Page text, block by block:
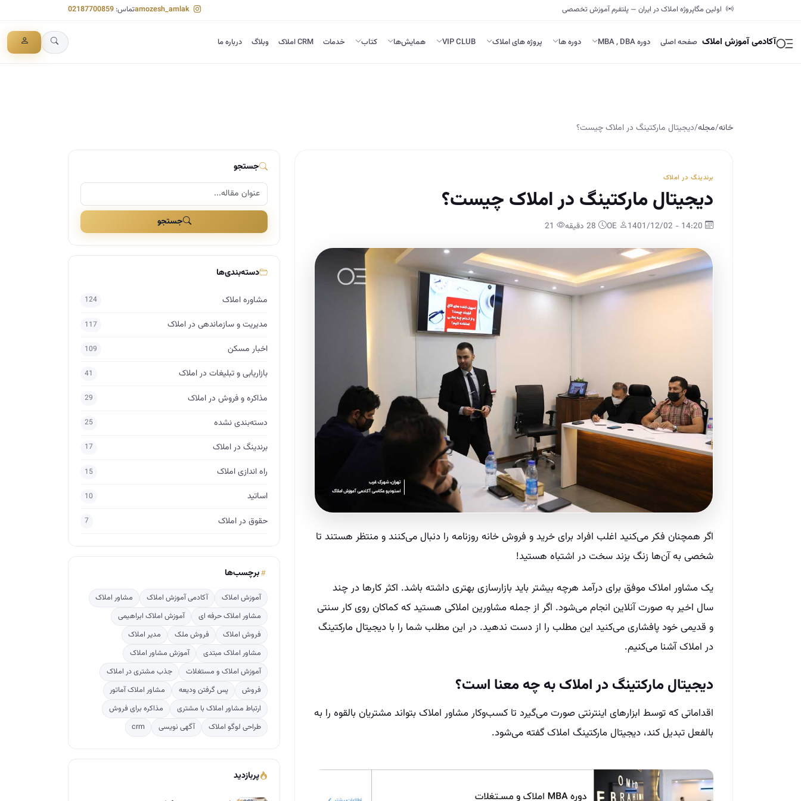
اولین مگاپروژه املاک در ایران — پلتفرم آموزش تخصصی تماس: 02187700859
آکادمی آموزش املاک صفحه اصلی دوره MBA , DBA دوره ها پروژه های املاک VIP CLUB همایش‌ها کتاب خدمات CRM املاک وبلاگ درباره ما
خانه/مجله/دیجیتال مارکتینگ در املاک چیست؟
برندینگ در املاک
دیجیتال مارکتینگ در املاک چیست؟
اگر همچنان فکر می‌کنید اغلب افراد برای خرید و فروش خانه روزنامه را دنبال می‌کنند و منتظر هستند تا
شخصی به آن‌ها زنگ بزند سخت در اشتباه هستید!
یک مشاور املاک موفق برای درآمد هرچه بیشتر باید بازارسازی بهتری داشته باشد. اکثر کارها در چند
سال اخیر به صورت آنلاین انجام می‌شود. اگر از جمله مشاورین املاکی هستید که کماکان روی کار سنتی
و قدیمی خود پافشاری می‌کنید این مطلب را از دست ندهید. در این مطلب شما را با دیجیتال مارکتینگ
در املاک آشنا می‌کنیم.
دیجیتال مارکتینگ در املاک به چه معنا است؟
اقداماتی که توسط ابزارهای اینترنتی صورت می‌گیرد تا کسب‌وکار مشاور املاک بتواند مشتریان بالقوه را به
بالفعل تبدیل کند، دیجیتال مارکتینگ املاک گفته می‌شود.
جستجو
جستجو
دسته‌بندی‌ها
مشاوره املاک 124
مدیریت و سازماندهی در املاک 117
اخبار مسکن 109
بازاریابی و تبلیغات در املاک 41
مذاکره و فروش در املاک 29
دسته‌بندی نشده 25
برندینگ در املاک 17
راه اندازی املاک 15
اساتید 10
حقوق در املاک 7
برچسب‌ها
آموزش املاک آکادمی آموزش املاک
مشاور املاک
مشاور املاک حرفه ای
آموزش املاک ابراهیمی
فروش املاک
فروش ملک
مدیر املاک
مشاور املاک مبتدی
آموزش مشاور املاک
آموزش املاک و مستغلات
جذب مشتری در املاک
فروش
پس گرفتن ودیعه
مشاور املاک آماتور
ارتباط مشاور املاک با مشتری
مذاکره برای فروش
طراحی لوگو املاک
آگهی نویسی crm
پربازدید